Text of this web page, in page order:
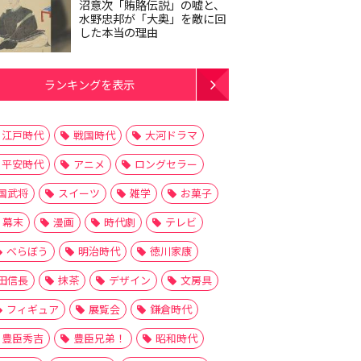
沼意次「賄賂伝説」の嘘と、
水野忠邦が「大奥」を敵に回
した本当の理由
ランキングを表示
江戸時代 戦国時代
大河ドラマ
平安時代
アニメ
ロングセラー
武将
スイーツ 雑学
お菓子
幕末
漫画 時代劇
テレビ
べらぼう
明治時代
徳川家康
信長
抹茶 デザイン
文房具
フィギュア
展覧会
鎌倉時代
豊臣秀吉
豊臣兄弟！
昭和時代